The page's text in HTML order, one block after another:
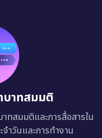
าทสมมติ
ทสมมติและการสื่อสารใน
ำวันและการทำงาน